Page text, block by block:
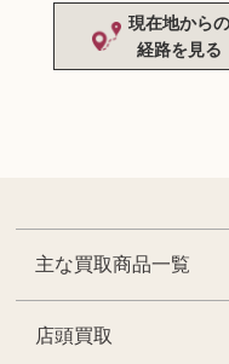
現在地からの
経路を見る
主な買取商品一覧
店頭買取